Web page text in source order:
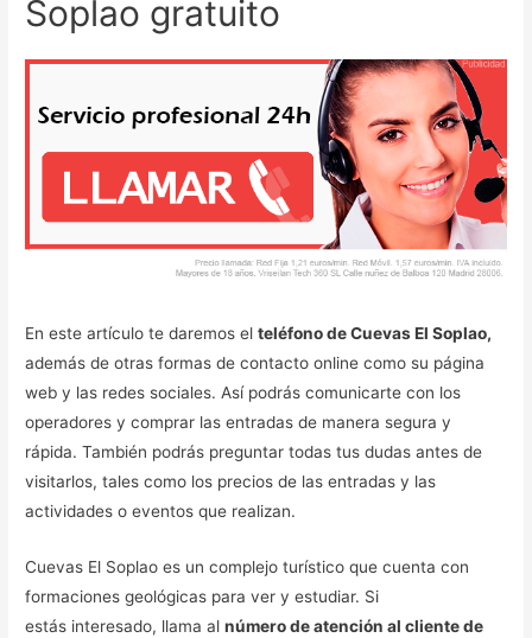
Soplao gratuito
En este artículo te daremos elteléfono de Cuevas El Soplao,
además de otras formas de contacto online como su página
web y las redes sociales. Así podrás comunicarte con los
operadores y comprar las entradas de manera segura y
rápida. También podrás preguntar todas tus dudas antes de
visitarlos, tales como los precios de las entradas y las
actividades o eventos que realizan.
Cuevas El Soplao es un complejo turístico que cuenta con
formaciones geológicas para ver y estudiar. Si
estás interesado, llama alnúmero de atención al cliente de